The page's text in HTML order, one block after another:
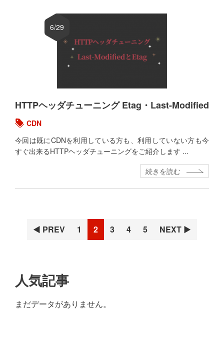
HTTPヘッダチューニング Etag・Last-Modified
6/29
CDN
今回は既にCDNを利用している方も、利用していない方も今
すぐ出来るHTTPヘッダチューニングをご紹介します ...
続きを読む
◀ PREV
ペ
1
ペ
ー
2
ペ
3
ペ
4
ペ
5 NEXT ▶
最
の
人気記事
まだデータがありません。